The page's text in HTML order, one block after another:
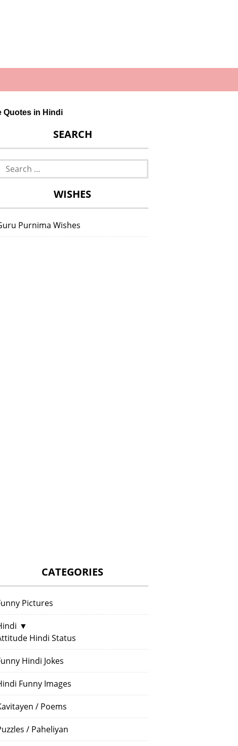
Quotes in Hindi
SEARCH
Search
WISHES
Purnima Wishes
CATEGORIES
Pictures
▼
Hindi Status
Hindi Jokes
Funny Images
/ Poems
/ Paheliyan